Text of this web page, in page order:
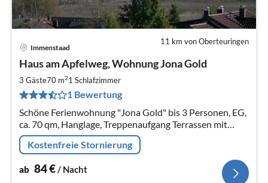
11 km von Oberteuringen
Immenstaad
Haus am Apfelweg, Wohnung Jona Gold
3 Gäste70 m21 Schlafzimmer
1 Bewertung
Schöne Ferienwohnung "Jona Gold" bis 3 Personen, EG,
ca. 70 qm, Hanglage, Treppenaufgang Terrassen mit
herrlicher See- und Bergsicht 1 Stellplatz Fahrradgarage
kostenlos WLAN
Kostenfreie Stornierung
ab 84€/ Nacht